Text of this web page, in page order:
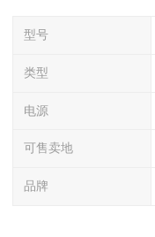
型号
类型
电源
可售卖地
品牌